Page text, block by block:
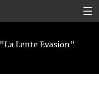
"La Lente Evasion"